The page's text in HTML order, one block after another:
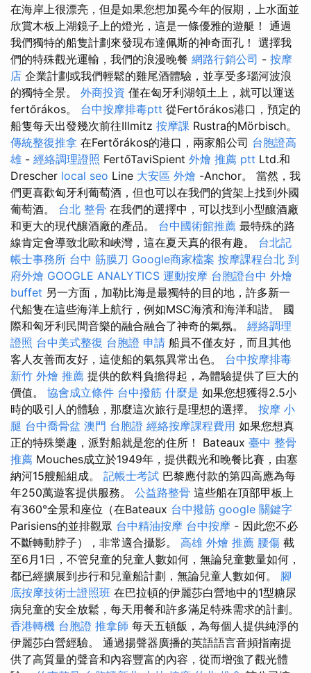
在海岸上很漂亮，但是如果您想加冕今年的假期，上水面並
欣賞木板上湖鏡子上的燈光，這是一條優雅的遊艇！ 通過
我們獨特的船隻計劃來發現布達佩斯的神奇面孔！ 選擇我
們的特殊觀光運輸，我們的浪漫晚餐 網路行銷公司 - 按摩
店 企業計劃或我們輕鬆的雞尾酒體驗，並享受多瑙河波浪
的獨特全景。 外商投資 僅在匈牙利湖領土上，就可以運送
fertőrákos。 台中按摩排毒ptt 從Fertőrákos港口，預定的
船隻每天出發幾次前往Illmitz 按摩課 Rustra的Mörbisch。
傳統整復推拿 在Fertőrákos的港口，兩家船公司 台胞證高
雄 - 經絡調理證照 FertőTaviSpient 外燴 推薦 ptt Ltd.和
Drescher local seo Line 大安區 外燴 -Anchor。 當然，我
們更喜歡匈牙利葡萄酒，但也可以在我們的貨架上找到外國
葡萄酒。 台北 整骨 在我們的選擇中，可以找到小型釀酒廠
和更大的現代釀酒廠的產品。 台中國術館推薦 最特殊的路
線肯定會導致北歐和峽灣，這在夏天真的很有趣。 台北記
帳士事務所 台中 筋膜刀 Google商家檔案 按摩課程台北 到
府外燴 GOOGLE ANALYTICS 運動按摩 台胞證台中 外燴
buffet 另一方面，加勒比海是最獨特的目的地，許多新一
代船隻在這些海洋上航行，例如MSC海濱和海洋和諧。 國
際和匈牙利民間音樂的融合融合了神奇的氣氛。 經絡調理
證照 台中美式整復 台胞證 申請 船員不僅友好，而且其他
客人友善而友好，這使船的氣氛異常出色。 台中按摩排毒
新竹 外燴 推薦 提供的飲料負擔得起，為體驗提供了巨大的
價值。 協會成立條件 台中撥筋 什麼是 如果您想獲得2.5小
時的吸引人的體驗，那麼這次旅行是理想的選擇。 按摩 小
腿 台中喬骨盆 澳門 台胞證 經絡按摩課程費用 如果您想真
正的特殊樂趣，派對船就是您的住所！ Bateaux 臺中 整骨
推薦 Mouches成立於1949年，提供觀光和晚餐比賽，由塞
納河15艘船組成。 記帳士考試 巴黎應付款的第四高應為每
年250萬遊客提供服務。 公益路整骨 這些船在頂部甲板上
有360°全景和座位（在Bateaux 台中撥筋 google 關鍵字
Parisiens的並排觀眾 台中精油按摩 台中按摩 - 因此您不必
不斷轉動脖子），非常適合攝影。 高雄 外燴 推薦 腰傷 截
至6月1日，不管兒童的兒童人數如何，無論兒童數量如何，
都已經擴展到步行和兒童船計劃，無論兒童人數如何。 腳
底按摩技術士證照班 在巴拉頓的伊麗莎白營地中的1型糖尿
病兒童的安全放鬆，每天用餐和許多滿足特殊需求的計劃。
香港轉機 台胞證 推拿師 每天五頓飯，為每個人提供純淨的
伊麗莎白營經驗。 通過揚聲器廣播的英語語言音頻指南提
供了高質量的聲音和內容豐富的內容，從而增強了觀光體